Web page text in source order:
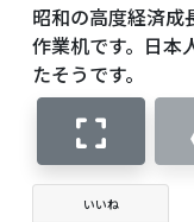
昭和の高度経済成
作業机です。日本
たそうです。
いいね